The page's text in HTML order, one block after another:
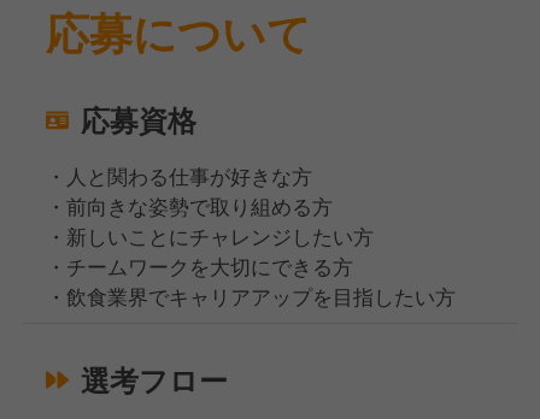
応募について
応募資格
・人と関わる仕事が好きな方
・前向きな姿勢で取り組める方
・新しいことにチャレンジしたい方
・チームワークを大切にできる方
・飲食業界でキャリアアップを目指したい方
選考フロー